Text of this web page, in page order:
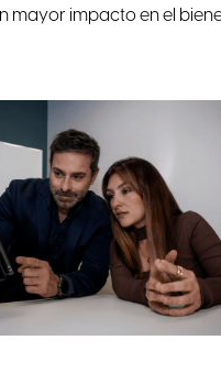
mayor impacto en el